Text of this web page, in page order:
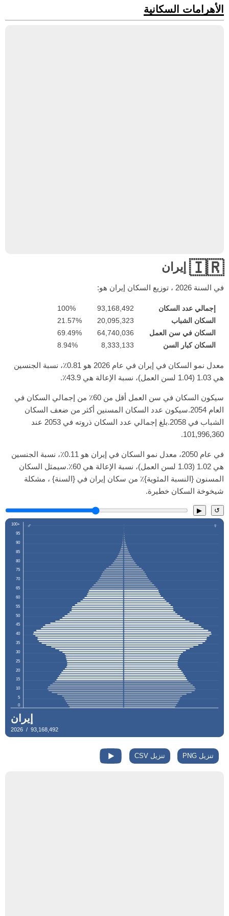
الأهرامات السكانية
🇮🇷 إيران
في السنة 2026 ، توزيع السكان إيران هو:
إجمالي عدد السكان 93,168,492
100%
السكان الشباب
20,095,323
21.57%
السكان في سن العمل
64,740,036
69.49%
السكان كبار السن
8,333,133
8.94%
معدل نمو السكان في إيران في عام 2026 هو 0.81٪، نسبة الجنسين
هي 1.03 (1.04 لسن العمل)، نسبة الإعالة هي 43.9٪.
سيكون السكان في سن العمل أقل من 60٪ من إجمالي السكان في
العام 2054.سيكون عدد السكان المسنين أكثر من ضعف السكان
الشباب في 2058.بلغ إجمالي عدد السكان ذروته في 2053 عند
101,996,360.
في عام 2050، معدل نمو السكان في إيران هو 0.11٪، نسبة الجنسين
هي 1.02 (1.03 لسن العمل)، نسبة الإعالة هي 60٪.سيمثل السكان
المسنون {النسبة المئوية}٪ من سكان إيران في {السنة} ، مشكلة
شيخوخة السكان خطيرة.
↺
▶
تنزيل PNG تنزيل CSV